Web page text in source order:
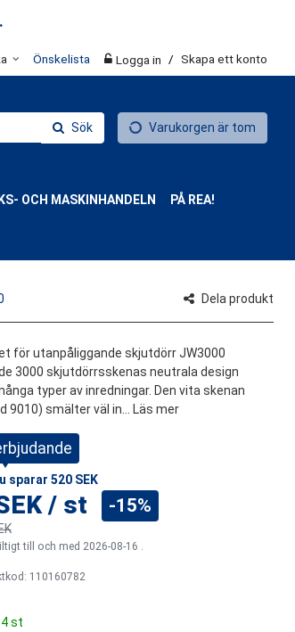
Önskelista Logga in / Skapa ett konto
Sök Varukorgen är tom
OCH MASKINHANDELN PÅ REA!
Dela produkt
för utanpåliggande skjutdörr JW3000
3000 skjutdörrsskenas neutrala design
typer av inredningar. Den vita skenan
9010) smälter väl in... Läs mer
sparar 520 SEK
/ st -15%
till och med 2026-08-16 .
110160782
st